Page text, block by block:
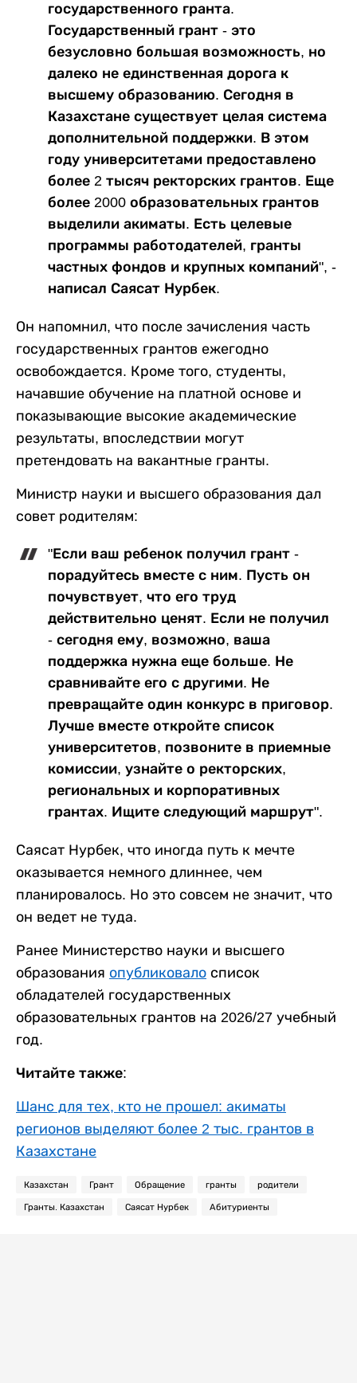
государственного гранта.
Государственный грант - это
безусловно большая возможность, но
далеко не единственная дорога к
высшему образованию. Сегодня в
Казахстане существует целая система
дополнительной поддержки. В этом
году университетами предоставлено
более 2 тысяч ректорских грантов. Еще
более 2000 образовательных грантов
выделили акиматы. Есть целевые
программы работодателей, гранты
частных фондов и крупных компаний", -
написал Саясат Нурбек.
Он напомнил, что после зачисления часть
государственных грантов ежегодно
освобождается. Кроме того, студенты,
начавшие обучение на платной основе и
показывающие высокие академические
результаты, впоследствии могут
претендовать на вакантные гранты.
Министр науки и высшего образования дал
совет родителям:
"Если ваш ребенок получил грант -
порадуйтесь вместе с ним. Пусть он
почувствует, что его труд
действительно ценят. Если не получил
- сегодня ему, возможно, ваша
поддержка нужна еще больше. Не
сравнивайте его с другими. Не
превращайте один конкурс в приговор.
Лучше вместе откройте список
университетов, позвоните в приемные
комиссии, узнайте о ректорских,
региональных и корпоративных
грантах. Ищите следующий маршрут".
Саясат Нурбек, что иногда путь к мечте
оказывается немного длиннее, чем
планировалось. Но это совсем не значит, что
он ведет не туда.
Ранее Министерство науки и высшего
образования опубликовало список
обладателей государственных
образовательных грантов на 2026/27 учебный
год.
Читайте также:
Шанс для тех, кто не прошел: акиматы
регионов выделяют более 2 тыс. грантов в
Казахстане
Казахстан Грант Обращение гранты родители
Гранты. Казахстан Саясат Нурбек Абитуриенты